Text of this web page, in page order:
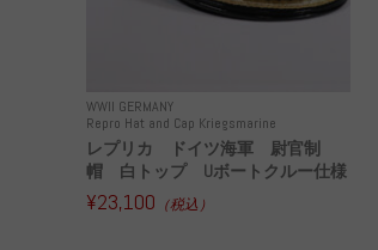
WWII GERMANY
Repro Hat and Cap Kriegsmarine
レプリカ ドイツ海軍 尉官制
帽 白トップ Uボートクルー仕様
¥23,100 （税込）